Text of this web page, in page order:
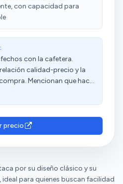
con capacidad para
con la cafetera.
calidad-precio y la
Mencionan que hace
muy bien. Además,
precio
por su diseño clásico y su
para quienes buscan facilidad